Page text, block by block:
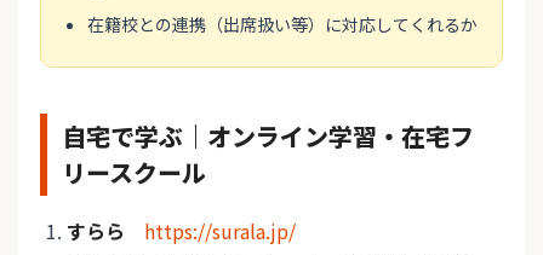
在籍校との連携（出席扱い等）に対応してくれるか
自宅で学ぶ｜オンライン学習・在宅フ
リースクール
すらら https://surala.jp/